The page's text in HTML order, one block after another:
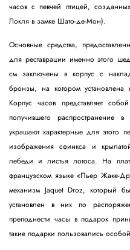
часов с певчей птицей,
Локля в замке Шато-де-Мон).
Основные средства,
для реставрации именно этого
см заключены в корпус с
бронзы, на котором установлена
Корпус часов представляет
получившего
украшают характерные для этого
изображения сфинкса и
лебеди и листья лотоса. На
французском языке «Пьер Жаке-
механизм Jaquet Droz, который
установлен в них по
преподнести часы в подарок
такие подарки пользовались